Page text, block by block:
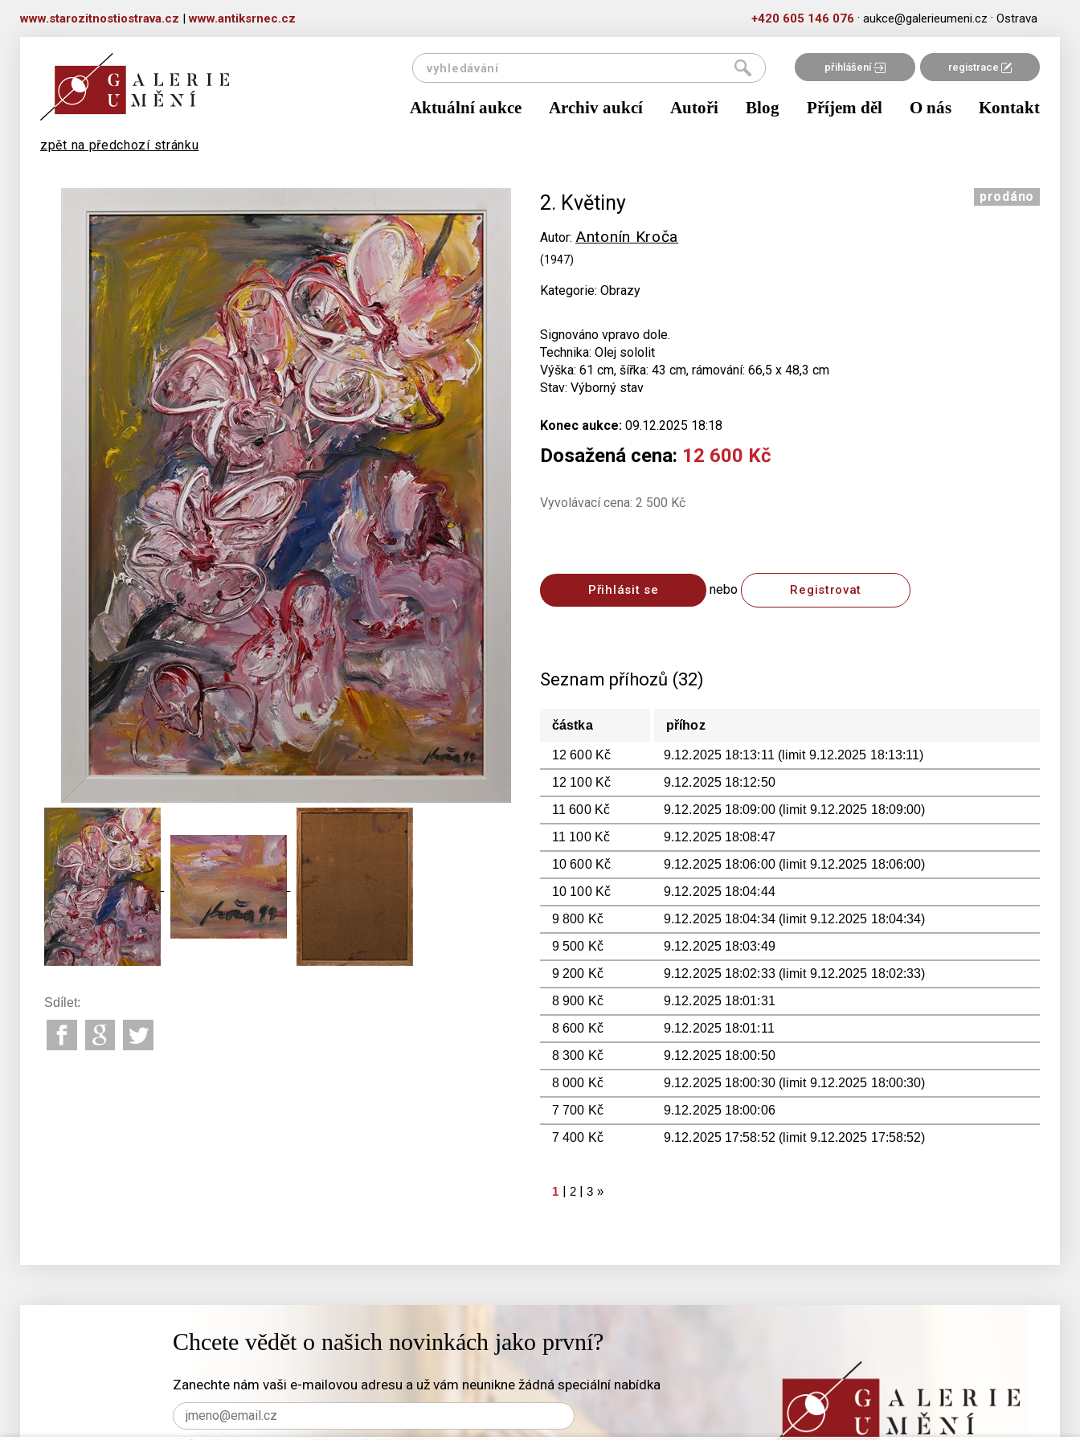
www.starozitnostiostrava.cz |www.antiksrnec.cz +420 605 146 076 · aukce@galerieumeni.cz · Ostrava
přihlášení registrace
Aktuální aukce Archiv aukcí Autoři Blog Příjem děl O nás Kontakt
zpět na předchozí stránku
2. Květiny
Autor: Antonín Kroča
(1947)
Kategorie: Obrazy
prodáno
Signováno vpravo dole.
Technika: Olej sololit
Výška: 61 cm, šířka: 43 cm, rámování: 66,5 x 48,3 cm
Stav: Výborný stav
Konec aukce: 09.12.2025 18:18
Dosažená cena: 12 600 Kč
Vyvolávací cena: 2 500 Kč
Přihlásit se nebo Registrovat
Seznam příhozů (32)
částka příhoz
12 600 Kč
9.12.2025 18:13:11 (limit 9.12.2025 18:13:11)
12 100 Kč
9.12.2025 18:12:50
11 600 Kč
9.12.2025 18:09:00 (limit 9.12.2025 18:09:00)
11 100 Kč
9.12.2025 18:08:47
10 600 Kč
9.12.2025 18:06:00 (limit 9.12.2025 18:06:00)
10 100 Kč
9.12.2025 18:04:44
9 800 Kč
9.12.2025 18:04:34 (limit 9.12.2025 18:04:34)
9 500 Kč
9.12.2025 18:03:49
9 200 Kč
9.12.2025 18:02:33 (limit 9.12.2025 18:02:33)
8 900 Kč
9.12.2025 18:01:31
8 600 Kč
9.12.2025 18:01:11
8 300 Kč
9.12.2025 18:00:50
8 000 Kč
9.12.2025 18:00:30 (limit 9.12.2025 18:00:30)
7 700 Kč
9.12.2025 18:00:06
7 400 Kč
9.12.2025 17:58:52 (limit 9.12.2025 17:58:52)
1 | 2 |3 »
Sdílet:
Chcete vědět o našich novinkách jako první?
Zanechte nám vaši e-mailovou adresu a už vám neunikne žádná speciální nabídka